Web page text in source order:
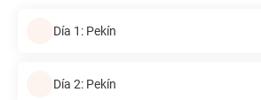
Día 1: Pekín
Día 2: Pekín